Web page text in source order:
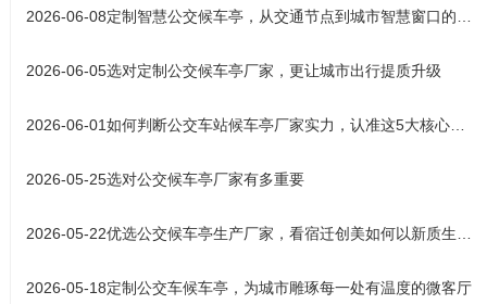
2026-06-08定制智慧公交候车亭，从交通节点到城市智慧窗口的产业升级之路
2026-06-05选对定制公交候车亭厂家，更让城市出行提质升级
2026-06-01如何判断公交车站候车亭厂家实力，认准这5大核心标准
2026-05-25选对公交候车亭厂家有多重要
2026-05-22优选公交候车亭生产厂家，看宿迁创美如何以新质生产力铸就城市风
2026-05-18定制公交车候车亭，为城市雕琢每一处有温度的微客厅